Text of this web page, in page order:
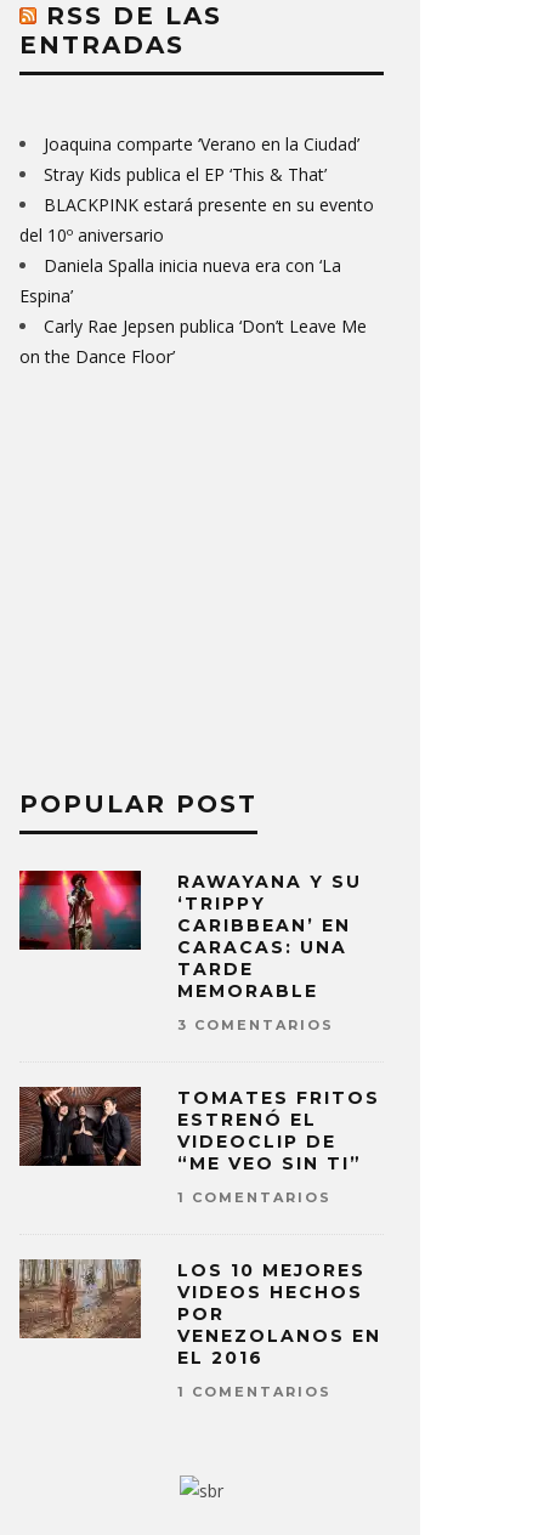
RSS DE LAS
ENTRADAS
Joaquina comparte ‘Verano en la Ciudad’
Stray Kids publica el EP ‘This & That’
BLACKPINK estará presente en su evento
del 10º aniversario
Daniela Spalla inicia nueva era con ‘La
Espina’
Carly Rae Jepsen publica ‘Don’t Leave Me
on the Dance Floor’
POPULAR POST
RAWAYANA Y SU
‘TRIPPY
CARIBBEAN’ EN
CARACAS: UNA
TARDE
MEMORABLE
3 COMENTARIOS
TOMATES FRITOS
ESTRENÓ EL
VIDEOCLIP DE
“ME VEO SIN TI”
1 COMENTARIOS
LOS 10 MEJORES
VIDEOS HECHOS
POR
VENEZOLANOS EN
EL 2016
1 COMENTARIOS